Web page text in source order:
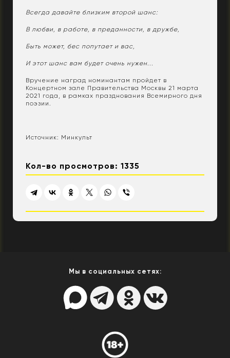
Всегда давайте близким второй шанс:
В любви, в работе, в преданности, в дружбе,
Быть может, бес попутает и вас,
И этот шанс вам будет очень нужен...
Вручение наград номинантам пройдет в
Концертном зале Правительства Москвы 21 марта
2021 года, в рамках празднования Всемирного дня
поэзии.
Источник: Минкульт
Кол-во просмотров: 1335
Мы в социальных сетях: